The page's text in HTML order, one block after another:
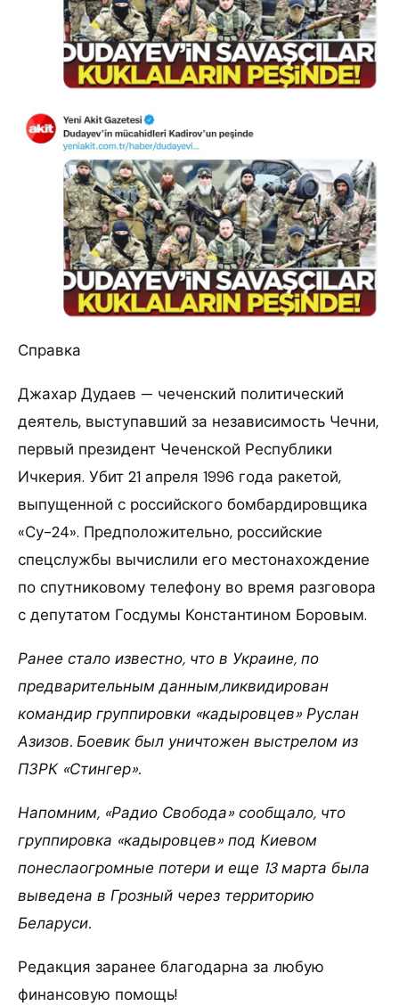
Справка
Джахар Дудаев — чеченский политический
деятель, выступавший за независимость Чечни,
первый президент Чеченской Республики
Ичкерия. Убит 21 апреля 1996 года ракетой,
выпущенной с российского бомбардировщика
«Су-24». Предположительно, российские
спецслужбы вычислили его местонахождение
по спутниковому телефону во время разговора
с депутатом Госдумы Константином Боровым.
Ранее стало известно, что в Украине, по
предварительным данным,ликвидирован
командир группировки «кадыровцев» Руслан
Азизов. Боевик был уничтожен выстрелом из
ПЗРК «Стингер».
Напомним, «Радио Свобода» сообщало, что
группировка «кадыровцев» под Киевом
понеслаогромные потери и еще 13 марта была
выведена в Грозный через территорию
Беларуси.
Редакция заранее благодарна за любую
финансовую помощь!